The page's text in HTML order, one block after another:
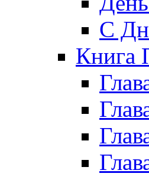
С
Книга